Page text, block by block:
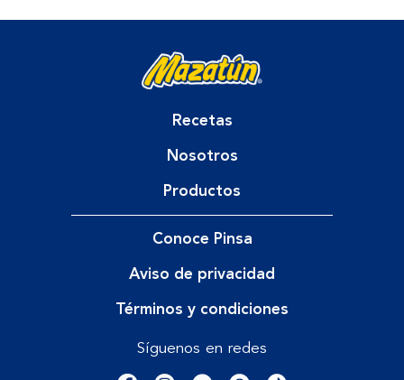
Recetas
Nosotros
Productos
Conoce Pinsa
Aviso de privacidad
Términos y condiciones
Síguenos en redes